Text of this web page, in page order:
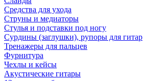
Средства для ухода
Струны и медиаторы
Стулья и подставки под ногу
Сурдины (заглушки), рупоры для гитар
Тренажеры для пальцев
Фурнитура
Чехлы и кейсы
Акустические гитары